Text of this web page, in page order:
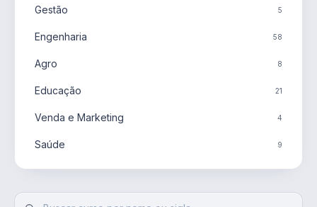
Gestão 5
Engenharia 58
Agro 8
Educação 21
Venda e Marketing 4
Saúde 9